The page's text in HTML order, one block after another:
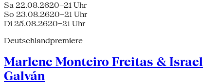
Sa 22.08.2620–21 Uhr
So 23.08.2620–21 Uhr
Di 25.08.2620–21 Uhr
Deutschlandpremiere
Marlene Monteiro Freitas & Israel
Galván